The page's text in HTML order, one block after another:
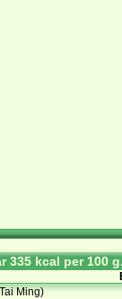
335 kcal per 100
Ming)